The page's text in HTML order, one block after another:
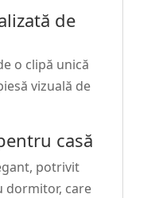
de
o clipă unică
vizuală de
casă
potrivit
dormitor, care